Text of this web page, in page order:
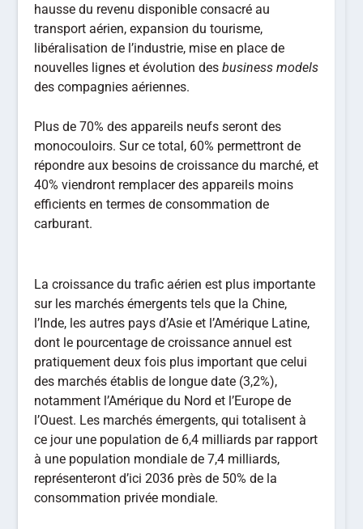
hausse du revenu disponible consacré au
transport aérien, expansion du tourisme,
libéralisation de l’industrie, mise en place de
nouvelles lignes et évolution desbusiness models
des compagnies aériennes.
Plus de 70% des appareils neufs seront des
monocouloirs. Sur ce total, 60% permettront de
répondre aux besoins de croissance du marché, et
40% viendront remplacer des appareils moins
efficients en termes de consommation de
carburant.
La croissance du trafic aérien est plus importante
sur les marchés émergents tels que la Chine,
l’Inde, les autres pays d’Asie et l’Amérique Latine,
dont le pourcentage de croissance annuel est
pratiquement deux fois plus important que celui
des marchés établis de longue date (3,2%),
notamment l’Amérique du Nord et l’Europe de
l’Ouest. Les marchés émergents, qui totalisent à
ce jour une population de 6,4 milliards par rapport
à une population mondiale de 7,4 milliards,
représenteront d’ici 2036 près de 50% de la
consommation privée mondiale.